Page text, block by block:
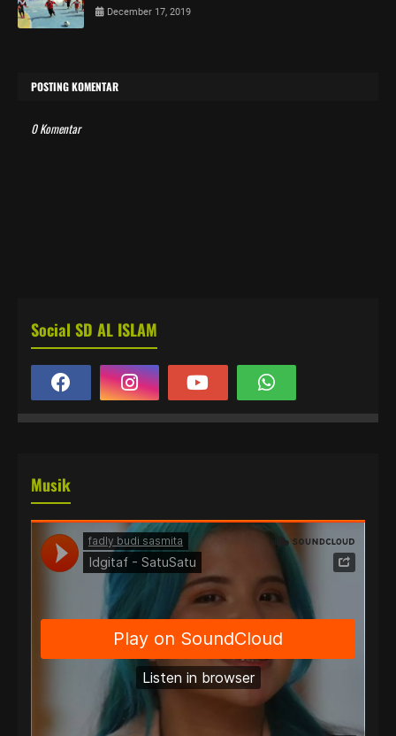
December 17, 2019
POSTING KOMENTAR
0 Komentar
Social SD AL ISLAM
Musik